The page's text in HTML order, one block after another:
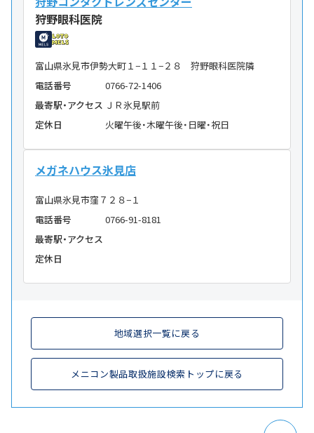
狩野眼科医院
富山県氷見市伊勢大町１−１１−２８ 狩野眼科医院隣
電話番号
0766-72-1406
最寄駅・アクセス ＪＲ氷見駅前
定休日
火曜午後・木曜午後・日曜・祝日
メガネハウス氷見店
富山県氷見市窪７２８−１
電話番号
0766-91-8181
最寄駅・アクセス
定休日
地域選択一覧に戻る
メニコン製品取扱施設検索トップに戻る